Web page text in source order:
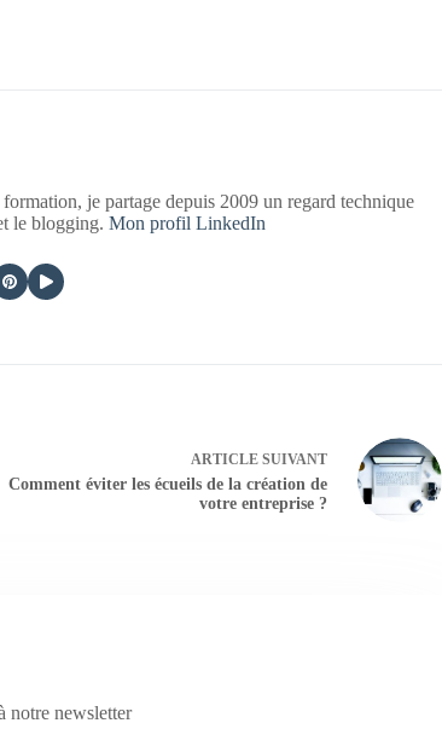
je partage depuis 2009 un regard technique
le blogging.Mon profil LinkedIn
ARTICLESUIVANT
Comment éviter les écueils de la création de
votre entreprise ?
notre newsletter